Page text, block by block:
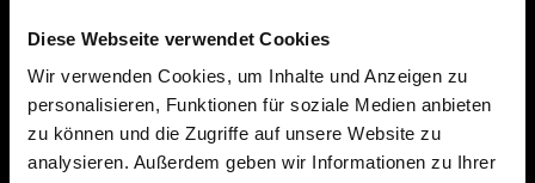
Diese Webseite verwendet Cookies
Wir verwenden Cookies, um Inhalte und Anzeigen zu
personalisieren, Funktionen für soziale Medien anbieten
zu können und die Zugriffe auf unsere Website zu
analysieren. Außerdem geben wir Informationen zu Ihrer
email:info@studentendorf.berlin